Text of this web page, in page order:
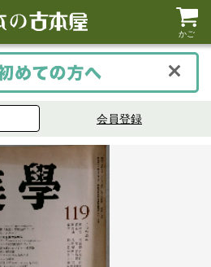
かご
会員登録